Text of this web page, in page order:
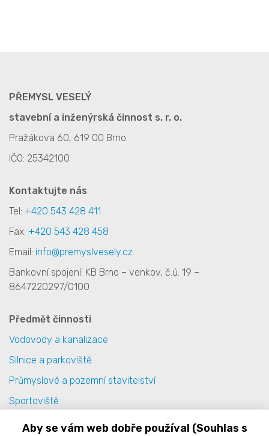
PŘEMYSL VESELÝ
stavební a inženýrská činnost s. r. o.
Pražákova 60, 619 00 Brno
IČO: 25342100
Kontaktujte nás
Tel: +420 543 428 411
Fax: +420 543 428 458
Email: info@premyslvesely.cz
Bankovní spojení: KB Brno – venkov, č.ú. 19 –
8647220297/0100
Předmět činnosti
Vodovody a kanalizace
Silnice a parkoviště
Průmyslové a pozemní stavitelství
Sportoviště
Terénní úpravy
Aby se vám web dobře používal (Souhlas s